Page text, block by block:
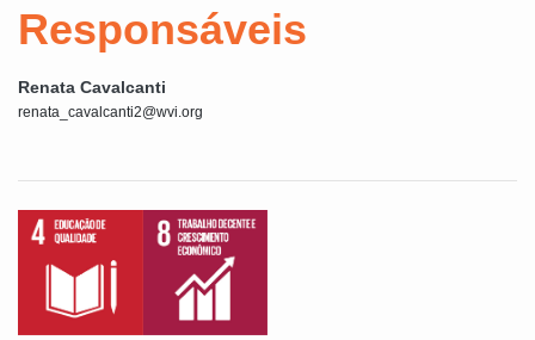
Responsáveis
Renata Cavalcanti
renata_cavalcanti2@wvi.org